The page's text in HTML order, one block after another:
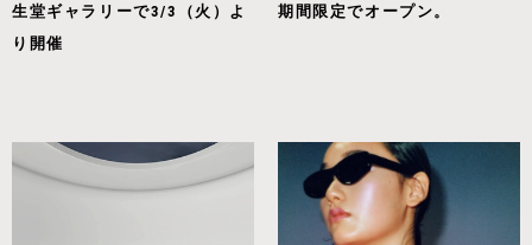
生堂ギャラリーで3/3（火）よ
り開催
期間限定でオープン。